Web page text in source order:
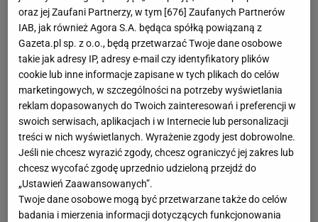
oraz jej Zaufani Partnerzy, w tym [676] Zaufanych Partnerów
IAB, jak również Agora S.A. będąca spółką powiązaną z
Gazeta.pl sp. z o.o., będą przetwarzać Twoje dane osobowe
takie jak adresy IP, adresy e-mail czy identyfikatory plików
cookie lub inne informacje zapisane w tych plikach do celów
marketingowych, w szczególności na potrzeby wyświetlania
reklam dopasowanych do Twoich zainteresowań i preferencji w
swoich serwisach, aplikacjach i w Internecie lub personalizacji
treści w nich wyświetlanych. Wyrażenie zgody jest dobrowolne.
Jeśli nie chcesz wyrazić zgody, chcesz ograniczyć jej zakres lub
chcesz wycofać zgodę uprzednio udzieloną przejdź do
„Ustawień Zaawansowanych”.
Twoje dane osobowe mogą być przetwarzane także do celów
badania i mierzenia informacji dotyczących funkcjonowania